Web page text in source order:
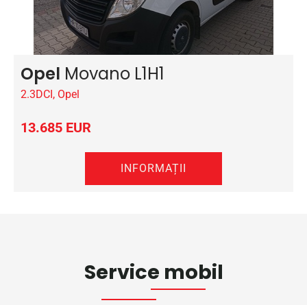
Opel Movano L1H1
2.3DCI, Opel
13.685 EUR
INFORMAȚII
Service mobil